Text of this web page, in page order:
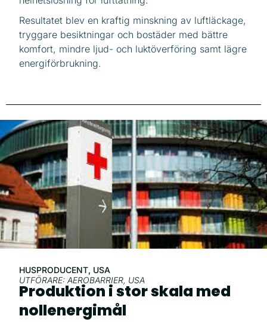
Resultatet blev en kraftig minskning av luftläckage,
tryggare besiktningar och bostäder med bättre
komfort, mindre ljud- och luktöverföring samt lägre
energiförbrukning.
HUSPRODUCENT, USA
UTFÖRARE: AEROBARRIER, USA
Produktion i stor skala med
nollenergimål